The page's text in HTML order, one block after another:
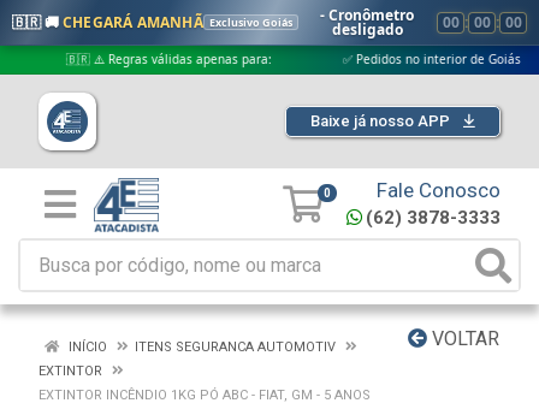
🇧🇷 🚚CHEGARÁ AMANHÃ Exclusivo Goiás - Cronômetro
desligado 00 : 00 : 00
🇧🇷 ⚠️ Regras válidas apenas para: ✅ Pedidos no interior de Goiás
Baixe já nosso APP
0 Fale Conosco
(62) 3878-3333
VOLTAR
INÍCIO
ITENS SEGURANCA AUTOMOTIV
EXTINTOR
EXTINTOR INCÊNDIO 1KG PÓ ABC - FIAT, GM - 5 ANOS